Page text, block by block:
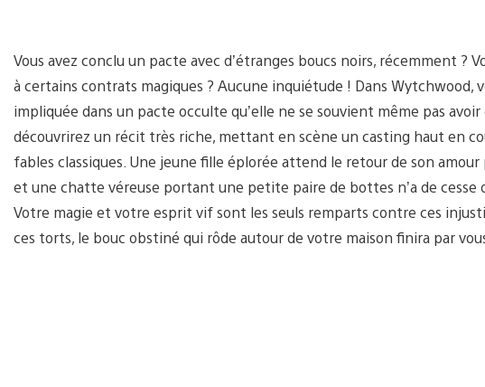
Vous avez conclu un pacte avec d’étranges boucs noirs, récemment ?
à certains contrats magiques ? Aucune inquiétude ! Dans Wytchwood,
impliquée dans un pacte occulte qu’elle ne se souvient même pas
découvrirez un récit très riche, mettant en scène un casting haut en
fables classiques. Une jeune fille éplorée attend le retour de son
et une chatte véreuse portant une petite paire de bottes n’a de cesse
Votre magie et votre esprit vif sont les seuls remparts contre ces
ces torts, le bouc obstiné qui rôde autour de votre maison finira par